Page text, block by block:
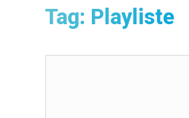
Tag: Playliste